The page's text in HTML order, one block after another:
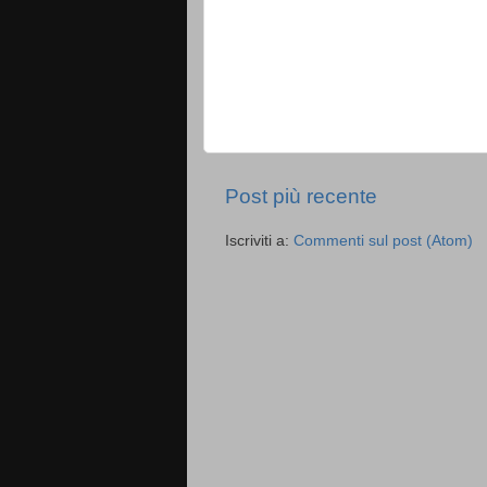
Post più recente
Iscriviti a: Commenti sul post (Atom)